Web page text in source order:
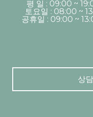
평 일 : 09:00 ~
토요일 : 08:00 ~
공휴일 : 09:00 ~
상